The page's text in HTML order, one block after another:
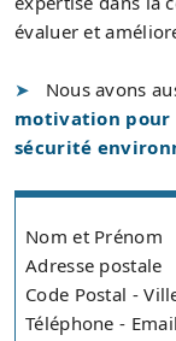
évaluer et
Nous avons
motivation pour
sécurité
Nom et Prénom
Adresse postale
Code Postal -
Téléphone - Email